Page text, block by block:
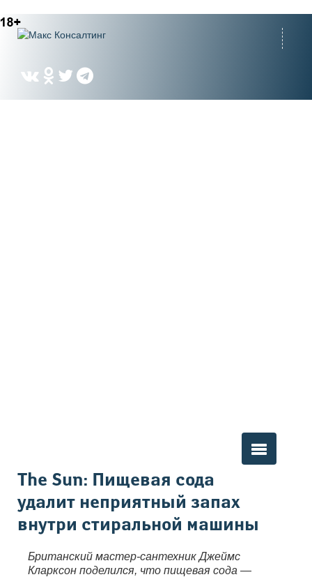
Вы здесь
The Sun: Пищевая сода
удалит неприятный запах
внутри стиральной машины
Британский мастер-сантехник Джеймс
Кларксон поделился, что пищевая сода —